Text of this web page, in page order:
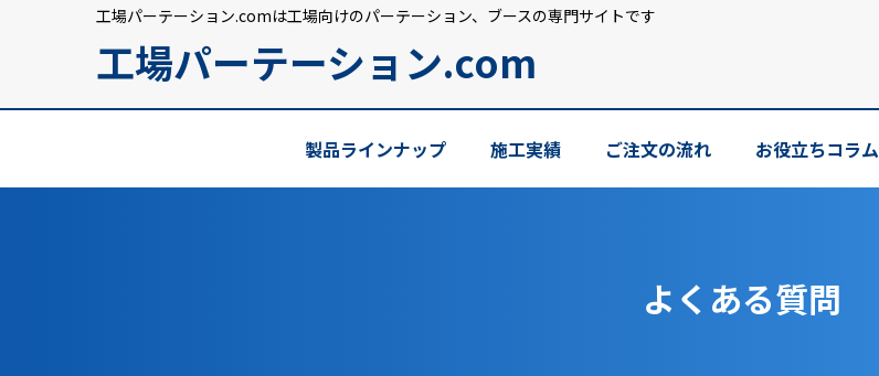
工場パーテーション.comは工場向けのパーテーション、ブースの専門サイトです
工場パーテーション.com
製品ラインナップ 施工実績 ご注文の流れ お役立ちコラム
よくある質問